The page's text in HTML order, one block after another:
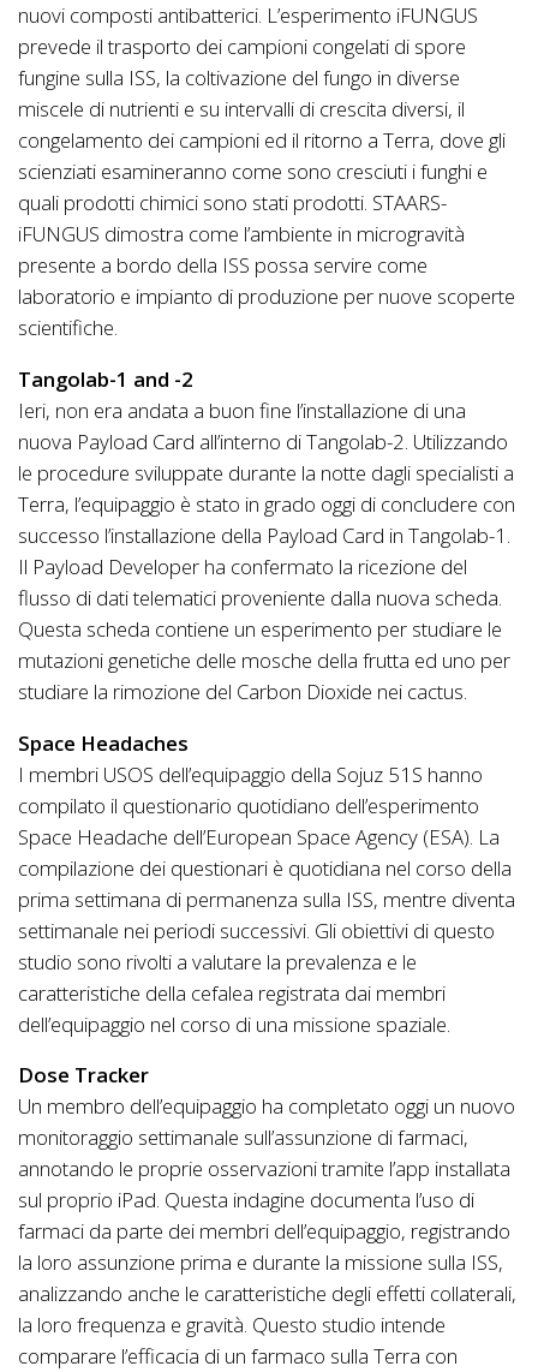
nuovi composti antibatterici. L’esperimento iFUNGUS
prevede il trasporto dei campioni congelati di spore
fungine sulla ISS, la coltivazione del fungo in diverse
miscele di nutrienti e su intervalli di crescita diversi, il
congelamento dei campioni ed il ritorno a Terra, dove gli
scienziati esamineranno come sono cresciuti i funghi e
quali prodotti chimici sono stati prodotti. STAARS-
iFUNGUS dimostra come l’ambiente in microgravità
presente a bordo della ISS possa servire come
laboratorio e impianto di produzione per nuove scoperte
scientifiche.
Tangolab-1 and -2
Ieri, non era andata a buon fine l’installazione di una
nuova Payload Card all’interno di Tangolab-2. Utilizzando
le procedure sviluppate durante la notte dagli specialisti a
Terra, l’equipaggio è stato in grado oggi di concludere con
successo l’installazione della Payload Card in Tangolab-1.
Il Payload Developer ha confermato la ricezione del
flusso di dati telematici proveniente dalla nuova scheda.
Questa scheda contiene un esperimento per studiare le
mutazioni genetiche delle mosche della frutta ed uno per
studiare la rimozione del Carbon Dioxide nei cactus.
Space Headaches
I membri USOS dell’equipaggio della Sojuz 51S hanno
compilato il questionario quotidiano dell’esperimento
Space Headache dell’European Space Agency (ESA). La
compilazione dei questionari è quotidiana nel corso della
prima settimana di permanenza sulla ISS, mentre diventa
settimanale nei periodi successivi. Gli obiettivi di questo
studio sono rivolti a valutare la prevalenza e le
caratteristiche della cefalea registrata dai membri
dell’equipaggio nel corso di una missione spaziale.
Dose Tracker
Un membro dell’equipaggio ha completato oggi un nuovo
monitoraggio settimanale sull’assunzione di farmaci,
annotando le proprie osservazioni tramite l’app installata
sul proprio iPad. Questa indagine documenta l’uso di
farmaci da parte dei membri dell’equipaggio, registrando
la loro assunzione prima e durante la missione sulla ISS,
analizzando anche le caratteristiche degli effetti collaterali,
la loro frequenza e gravità. Questo studio intende
comparare l’efficacia di un farmaco sulla Terra con